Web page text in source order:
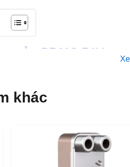
của CB110-54H
CB110-54H
khác